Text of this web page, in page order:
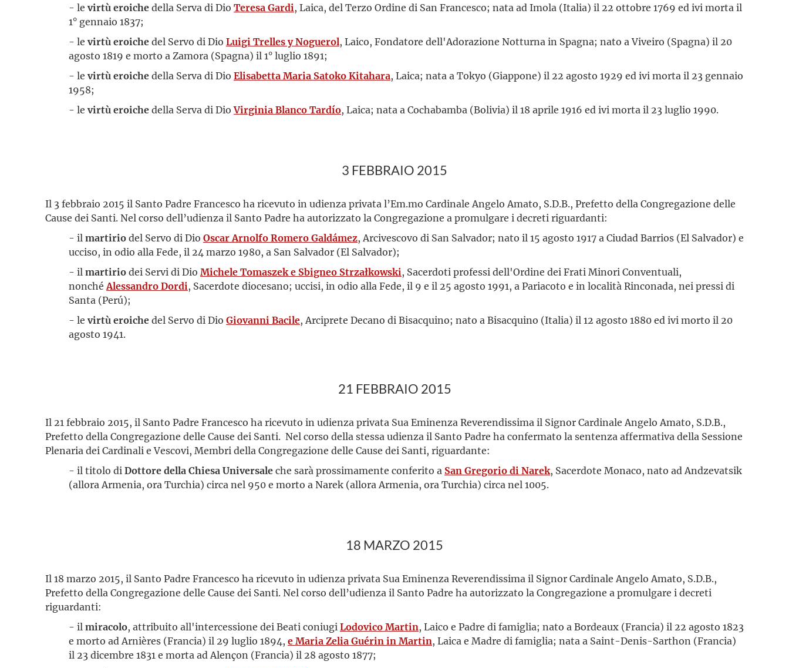
- le virtù eroichedella Serva di Dio Teresa Gardi, Laica, del Terzo Ordine di San Francesco; nata ad Imola (Italia) il 22 ottobre 1769 ed ivi morta il
1° gennaio 1837;
- le virtù eroichedel Servo di Dio Luigi Trelles y Noguerol, Laico, Fondatore dell'Adorazione Notturna in Spagna; nato a Viveiro (Spagna) il 20
agosto 1819 e morto a Zamora (Spagna) il 1° luglio 1891;
- le virtù eroichedella Serva di Dio Elisabetta Maria Satoko Kitahara, Laica; nata a Tokyo (Giappone) il 22 agosto 1929 ed ivi morta il 23 gennaio
1958;
- le virtù eroichedella Serva di Dio Virginia Blanco Tardío, Laica; nata a Cochabamba (Bolivia) il 18 aprile 1916 ed ivi morta il 23 luglio 1990.
3 FEBBRAIO 2015
Il 3 febbraio 2015 il Santo Padre Francesco ha ricevuto in udienza privata l’Em.mo Cardinale Angelo Amato, S.D.B., Prefetto della Congregazione delle
Cause dei Santi. Nel corso dell’udienza il Santo Padre ha autorizzato la Congregazione a promulgare i decreti riguardanti:
- il martiriodel Servo di Dio Oscar Arnolfo Romero Galdámez, Arcivescovo di San Salvador; nato il 15 agosto 1917 a Ciudad Barrios (El Salvador) e
ucciso, in odio alla Fede, il 24 marzo 1980, a San Salvador (El Salvador);
- il martiriodei Servi di Dio Michele Tomaszek e Sbigneo Strzałkowski, Sacerdoti professi dell'Ordine dei Frati Minori Conventuali,
nonché Alessandro Dordi, Sacerdote diocesano; uccisi, in odio alla Fede, il 9 e il 25 agosto 1991, a Pariacoto e in località Rinconada, nei pressi di
Santa (Perú);
- le virtù eroichedel Servo di Dio Giovanni Bacile, Arciprete Decano di Bisacquino; nato a Bisacquino (Italia) il 12 agosto 1880 ed ivi morto il 20
agosto 1941.
21 FEBBRAIO 2015
Il 21 febbraio 2015, il Santo Padre Francesco ha ricevuto in udienza privata Sua Eminenza Reverendissima il Signor Cardinale Angelo Amato, S.D.B.,
Prefetto della Congregazione delle Cause dei Santi. Nel corso della stessa udienza il Santo Padre ha confermato la sentenza affermativa della Sessione
Plenaria dei Cardinali e Vescovi, Membri della Congregazione delle Cause dei Santi, riguardante:
- il titolo di Dottore della Chiesa Universaleche sarà prossimamente conferito a San Gregorio di Narek, Sacerdote Monaco, nato ad Andzevatsik
(allora Armenia, ora Turchia) circa nel 950 e morto a Narek (allora Armenia, ora Turchia) circa nel 1005.
18 MARZO 2015
Il 18 marzo 2015, il Santo Padre Francesco ha ricevuto in udienza privata Sua Eminenza Reverendissima il Signor Cardinale Angelo Amato, S.D.B.,
Prefetto della Congregazione delle Cause dei Santi. Nel corso dell’udienza il Santo Padre ha autorizzato la Congregazione a promulgare i decreti
riguardanti:
- il miracolo, attribuito all'intercessione dei Beati coniugi Lodovico Martin, Laico e Padre di famiglia; nato a Bordeaux (Francia) il 22 agosto 1823
e morto ad Arnières (Francia) il 29 luglio 1894, eMaria Zelia Guérin in Martin, Laica e Madre di famiglia; nata a Saint-Denis-Sarthon (Francia)
il 23 dicembre 1831 e morta ad Alençon (Francia) il 28 agosto 1877;